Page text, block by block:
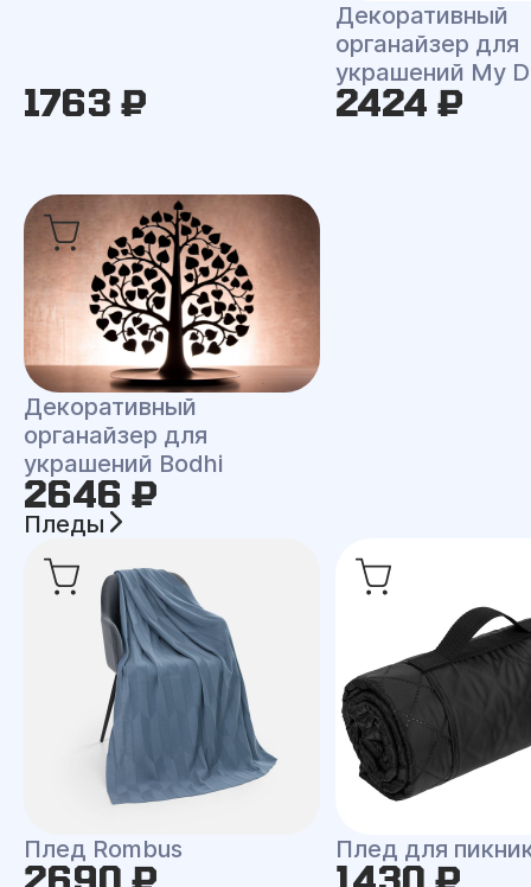
1763 ₽
Декоративный
органайзер для
украшений My
2424 ₽
Декоративный
органайзер для
украшений Bodhi
2646 ₽
Пледы
Плед Rombus
2690 ₽
Плед для
1430 ₽